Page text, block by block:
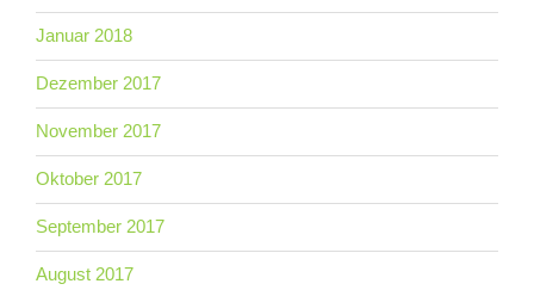
Januar 2018
Dezember 2017
November 2017
Oktober 2017
September 2017
August 2017